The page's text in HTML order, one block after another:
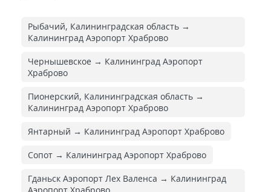
Рыбачий, Калининградская область →
Калининград Аэропорт Храброво
Чернышевское → Калининград Аэропорт
Храброво
Пионерский, Калининградская область →
Калининград Аэропорт Храброво
Янтарный → Калининград Аэропорт Храброво
Сопот → Калининград Аэропорт Храброво
Гданьск Аэропорт Лех Валенса → Калининград